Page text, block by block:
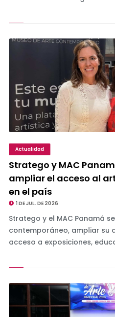
Actualidad
Stratego y MAC
ampliar el acceso al
en el país
1 DE JUL. DE 2026
Stratego y el MAC Panamá
contemporáneo, ampliar su
acceso a exposiciones,